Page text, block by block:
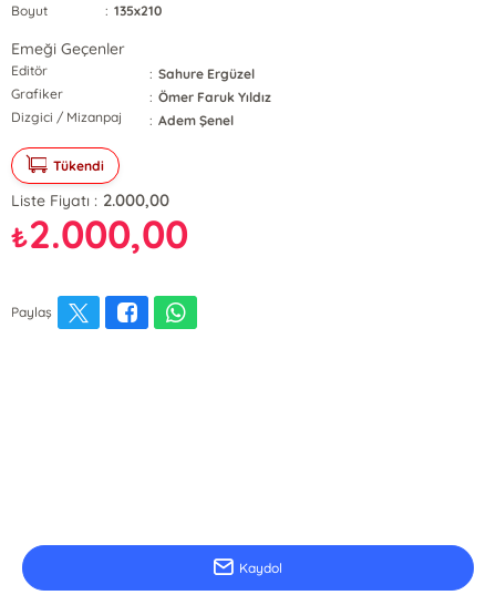
Boyut
: 135x210
Emeği Geçenler
Editör : Sahure Ergüzel
Grafiker
: Ömer Faruk Yıldız
Dizgici / Mizanpaj
: Adem Şenel
Tükendi
Liste Fiyatı : 2.000,00
₺2.000,00
Paylaş
Kaydol